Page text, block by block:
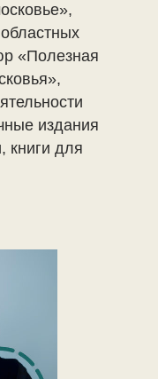
«Полезная
издания
книги для